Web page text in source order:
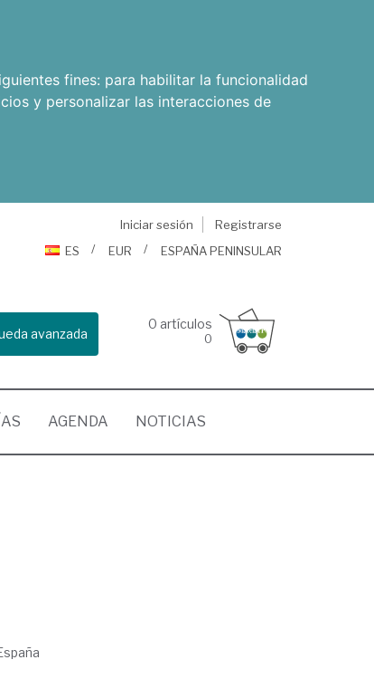
fines: para habilitar la funcionalidad
y personalizar las interacciones de
Iniciar sesión
Registrarse
ES
EUR ESPAÑA PENINSULAR
avanzada
0 artículos
0
AGENDA NOTICIAS